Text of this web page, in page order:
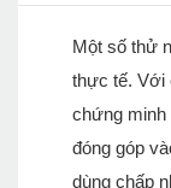
Một số thử
thực tế. Với
chứng minh
đóng góp
dùng chấp